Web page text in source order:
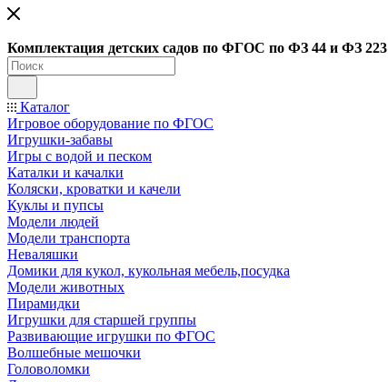
Комплектация детских садов по ФГОC по ФЗ 44 и ФЗ 223
Каталог
Игровое оборудование по ФГОС
Игрушки-забавы
Игры с водой и песком
Каталки и качалки
Коляски, кроватки и качели
Куклы и пупсы
Модели людей
Модели транспорта
Неваляшки
Домики для кукол, кукольная мебель,посудка
Модели животных
Пирамидки
Игрушки для старшей группы
Развивающие игрушки по ФГОС
Волшебные мешочки
Головоломки